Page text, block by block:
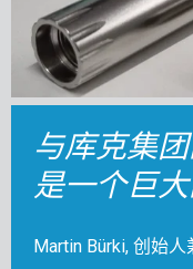
与库克集
是一个巨大
Martin Bürki, 创始